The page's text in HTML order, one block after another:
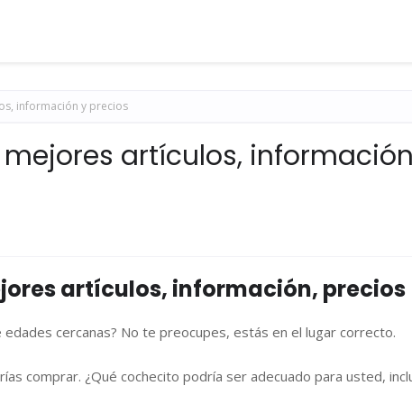
información y precios
artículos,
artículos, información, precios
cercanas? No te preocupes, estás en el lugar correcto.
comprar. ¿Qué cochecito podría ser adecuado para usted,